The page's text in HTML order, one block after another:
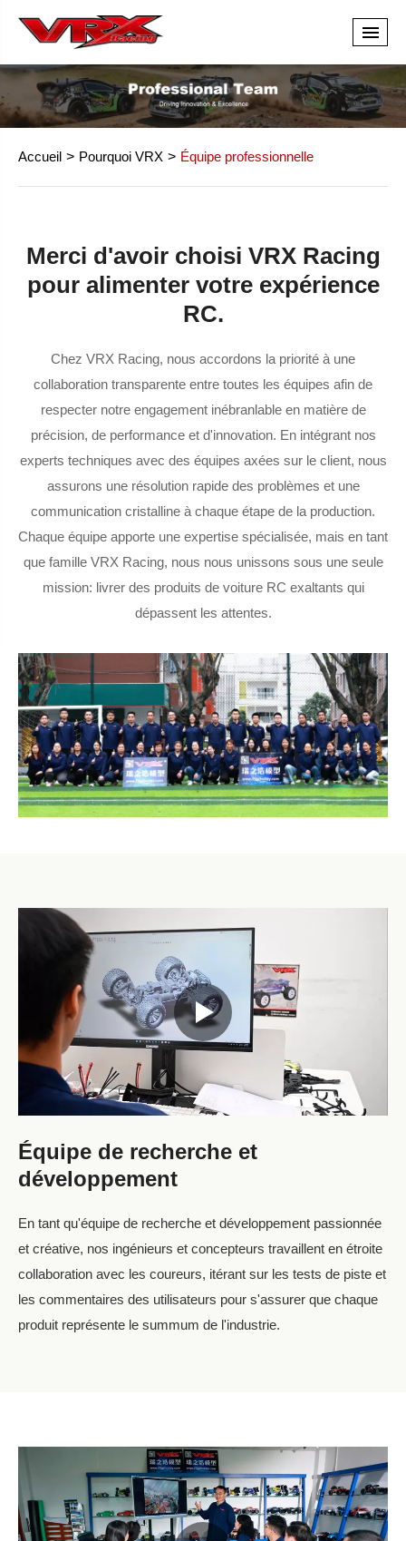
Accueil Pourquoi VRX Équipe professionnelle
Merci d'avoir choisi VRX Racing
pour alimenter votre expérience
RC.
Chez VRX Racing, nous accordons la priorité à une
collaboration transparente entre toutes les équipes afin de
respecter notre engagement inébranlable en matière de
précision, de performance et d'innovation. En intégrant nos
experts techniques avec des équipes axées sur le client, nous
assurons une résolution rapide des problèmes et une
communication cristalline à chaque étape de la production.
Chaque équipe apporte une expertise spécialisée, mais en tant
que famille VRX Racing, nous nous unissons sous une seule
mission: livrer des produits de voiture RC exaltants qui
dépassent les attentes.
Équipe de recherche et
développement
En tant qu'équipe de recherche et développement passionnée
et créative, nos ingénieurs et concepteurs travaillent en étroite
collaboration avec les coureurs, itérant sur les tests de piste et
les commentaires des utilisateurs pour s'assurer que chaque
produit représente le summum de l'industrie.